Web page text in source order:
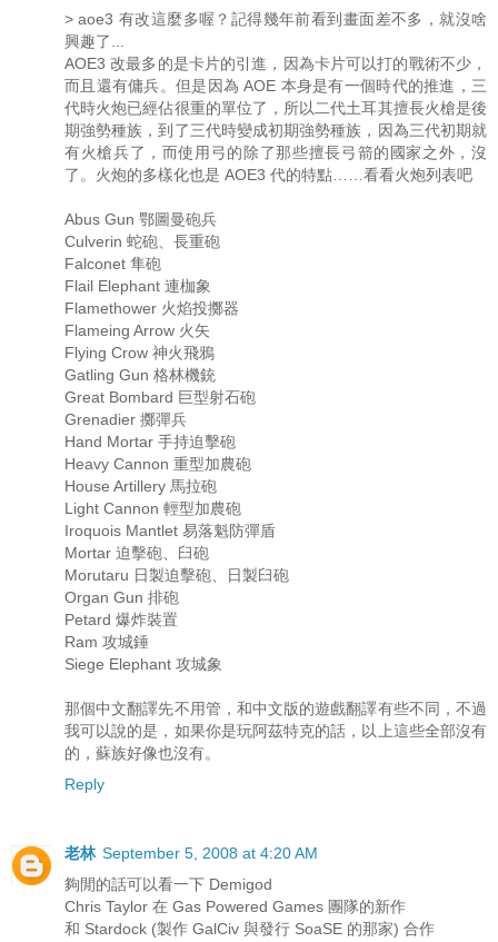
> aoe3 有改這麼多喔？記得幾年前看到畫面差不多，就沒啥
興趣了...
AOE3 改最多的是卡片的引進，因為卡片可以打的戰術不少，
而且還有傭兵。但是因為 AOE 本身是有一個時代的推進，三
代時火炮已經佔很重的單位了，所以二代土耳其擅長火槍是後
期強勢種族，到了三代時變成初期強勢種族，因為三代初期就
有火槍兵了，而使用弓的除了那些擅長弓箭的國家之外，沒
了。火炮的多樣化也是 AOE3 代的特點……看看火炮列表吧
Abus Gun 鄂圖曼砲兵
Culverin 蛇砲、長重砲
Falconet 隼砲
Flail Elephant 連枷象
Flamethower 火焰投擲器
Flameing Arrow 火矢
Flying Crow 神火飛鴉
Gatling Gun 格林機銃
Great Bombard 巨型射石砲
Grenadier 擲彈兵
Hand Mortar 手持迫擊砲
Heavy Cannon 重型加農砲
House Artillery 馬拉砲
Light Cannon 輕型加農砲
Iroquois Mantlet 易落魁防彈盾
Mortar 迫擊砲、臼砲
Morutaru 日製迫擊砲、日製臼砲
Organ Gun 排砲
Petard 爆炸裝置
Ram 攻城錘
Siege Elephant 攻城象
那個中文翻譯先不用管，和中文版的遊戲翻譯有些不同，不過
我可以說的是，如果你是玩阿茲特克的話，以上這些全部沒有
的，蘇族好像也沒有。
Reply
老林 September 5, 2008 at 4:20 AM
夠閒的話可以看一下 Demigod
Chris Taylor 在 Gas Powered Games 團隊的新作
和 Stardock (製作 GalCiv 與發行 SoaSE 的那家) 合作